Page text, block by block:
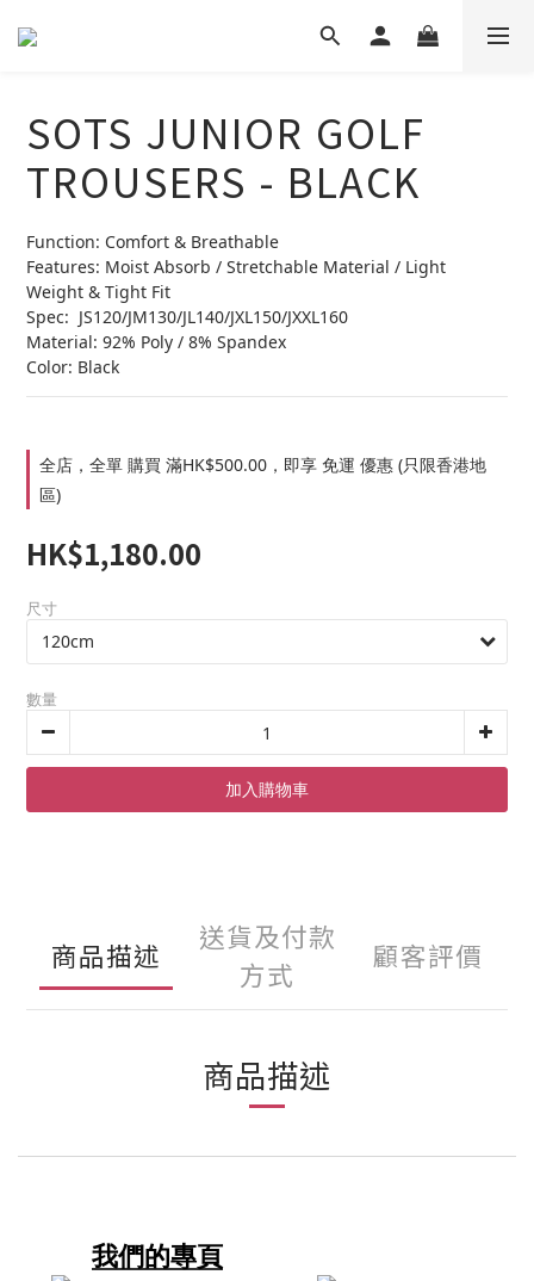
SOTS JUNIOR GOLF
TROUSERS - BLACK
Function: Comfort & Breathable
Features: Moist Absorb / Stretchable Material / Light
Weight & Tight Fit
Spec:  JS120/JM130/JL140/JXL150/JXXL160
Material: 92% Poly / 8% Spandex
Color: Black
全店，全單 購買 滿HK$500.00，即享 免運 優惠 (只限香港地
區)
HK$1,180.00
尺寸
數量
加入購物車
商品描述
送貨及付款
方式
顧客評價
商品描述
我們的專頁